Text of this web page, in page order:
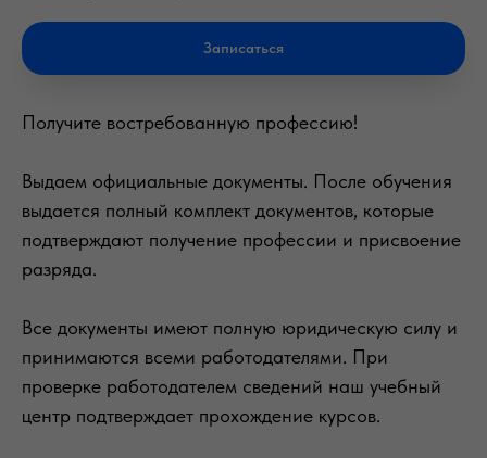
Записаться
Получите востребованную профессию!
Выдаем официальные документы. После обучения
выдается полный комплект документов, которые
подтверждают получение профессии и присвоение
разряда.
Все документы имеют полную юридическую силу и
принимаются всеми работодателями. При
проверке работодателем сведений наш учебный
центр подтверждает прохождение курсов.